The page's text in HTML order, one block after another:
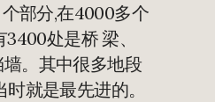
部分,在4000多个
处是桥 梁、
。其中很多地段
就是最先进的。